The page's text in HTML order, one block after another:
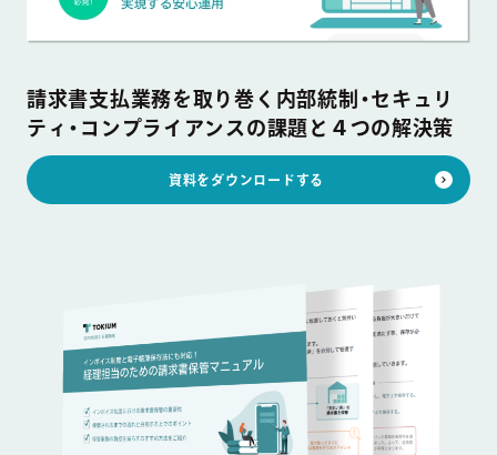
請求書支払業務を取り巻く内部統制・セキュリ
ティ・コンプライアンスの課題と４つの解決策
資料をダウンロードする